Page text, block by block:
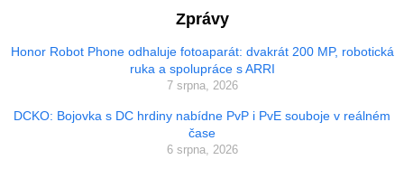
Zprávy
Honor Robot Phone odhaluje fotoaparát: dvakrát 200 MP, robotická
ruka a spolupráce s ARRI
7 srpna, 2026
DCKO: Bojovka s DC hrdiny nabídne PvP i PvE souboje v reálném
čase
6 srpna, 2026